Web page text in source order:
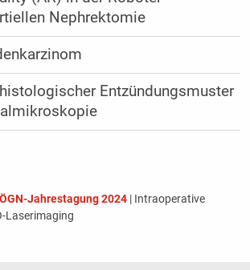
Nephrektomie
Entzündungsmuster
ÖGN-Jahrestagung 2024| Intraoperative
Laserimaging